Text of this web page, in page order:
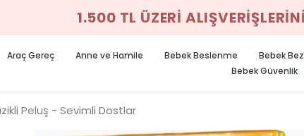
1.500 TL ÜZERİ
Araç Gereç Anne ve Hamile Bebek Beslenme Bebek
Bebek Güvenlik
Peluş - Sevimli Dostlar